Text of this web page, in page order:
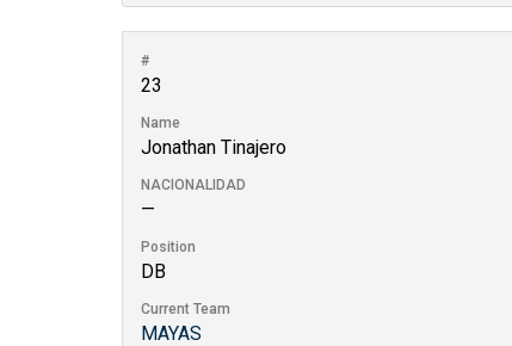
#
23
Name
Jonathan Tinajero
NACIONALIDAD
—
Position
DB
Current Team
MAYAS